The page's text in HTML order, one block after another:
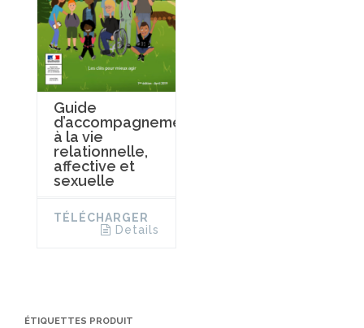
Guide
d’accompagnement
à la vie
relationnelle,
affective et
sexuelle
TÉLÉCHARGER
Details
ÉTIQUETTES PRODUIT